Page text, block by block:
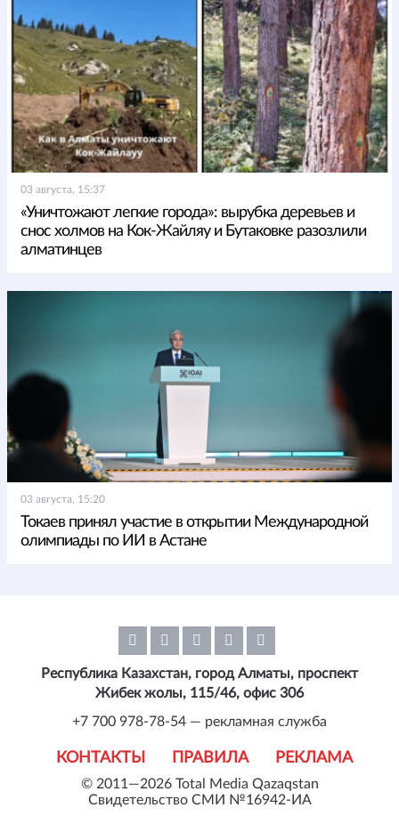
03 августа, 15:37
«Уничтожают легкие города»: вырубка деревьев и
снос холмов на Кок-Жайляу и Бутаковке разозлили
алматинцев
03 августа, 15:20
Токаев принял участие в открытии Международной
олимпиады по ИИ в Астане
© 2011—2026 Total Media Qazaqstan
Свидетельство СМИ №16942-ИА
КОНТАКТЫ ПРАВИЛА РЕКЛАМА
Республика Казахстан, город Алматы, проспект
Жибек жолы, 115/46, офис 306
+7 700 978-78-54 — рекламная служба